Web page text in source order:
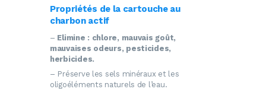
Propriétés de la cartouche au
charbon actif
– Elimine : chlore, mauvais goût,
mauvaises odeurs, pesticides,
herbicides.
– Préserve les sels minéraux et les
oligoéléments naturels de l’eau.